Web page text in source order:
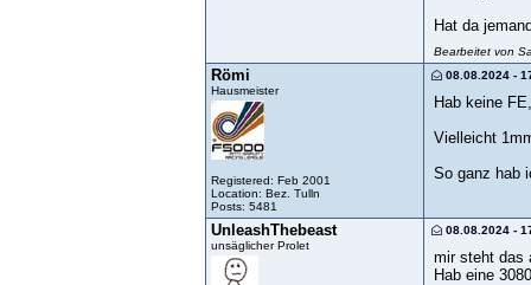
Hat da
Bearbeitet von
Römi
Hausmeister
Registered: Feb 2001
Location: Bez. Tulln
Posts: 5481
08.08.2024 -
Hab keine
Vielleicht
So ganz hab
UnleashThebeast
unsäglicher Prolet
08.08.2024 -
mir steht das
Hab eine